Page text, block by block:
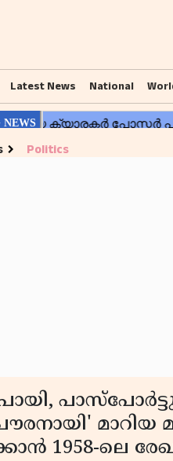
Latest News National
Politics
മാറിയ
1958-ലെ